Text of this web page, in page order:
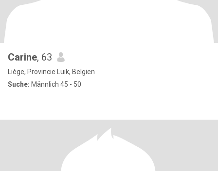
Carine, 63
Liège, Provincie Luik, Belgien
Suche: Männlich 45 - 50